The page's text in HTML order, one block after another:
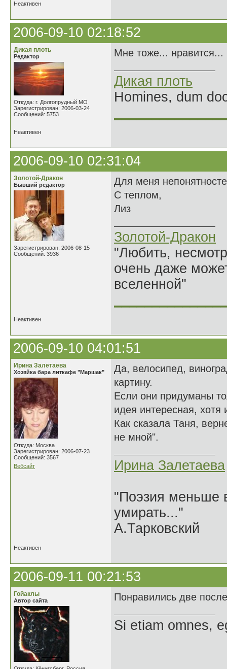
Неактивен
2006-09-10 02:18:52
Дикая плоть
Редактор
Откуда: г. Долгопрудный МО
Зарегистрирован: 2006-03-24
Сообщений: 5753
Мне тоже...
Дикая плоть
Homines, dum
Неактивен
2006-09-10 02:31:04
Золотой-Дракон
Бывший редактор
Зарегистрирован: 2006-08-15
Сообщений: 3936
Для меня
С теплом,
Лиз
Золотой-Дракон
"Любить,
очень даже
вселенной"
Неактивен
2006-09-10 04:01:51
Ирина Залетаева
Хозяйка бара литкафе "Маршак"
Откуда: Москва
Зарегистрирован: 2006-07-23
Сообщений: 3567
Вебсайт
Да, велосипед,
картину.
Если они придуманы
идея интересная,
Как сказала Таня,
не мной".
Ирина Залетаева
"Поэзия меньше
умирать..."
А.Тарковский
Неактивен
2006-09-11 00:21:53
Гойаклы
Автор сайта Понравились две
Si etiam omnes,